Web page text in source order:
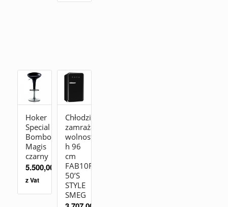
Hoker
Special
Bombo
Magis
czarny
5.500,00
z Vat
Chłodziarko-
zamrażarka
wolnostojąca
h 96
cm
FAB10RBL2
50’S
STYLE
SMEG